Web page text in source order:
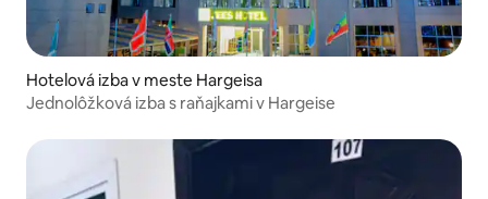
Hotelová izba v meste Hargeisa
Jednolôžková izba s raňajkami v Hargeise